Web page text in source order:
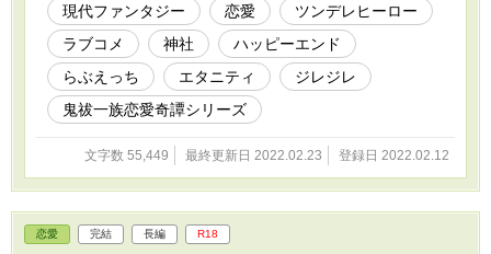
現代ファンタジー 恋愛
ツンデレヒーロー
ラブコメ
神社
ハッピーエンド
らぶえっち
エタニティ
ジレジレ
鬼祓一族恋愛奇譚シリーズ
文字数 55,449 最終更新日 2022.02.23 登録日 2022.02.12
恋愛 完結 長編 R18